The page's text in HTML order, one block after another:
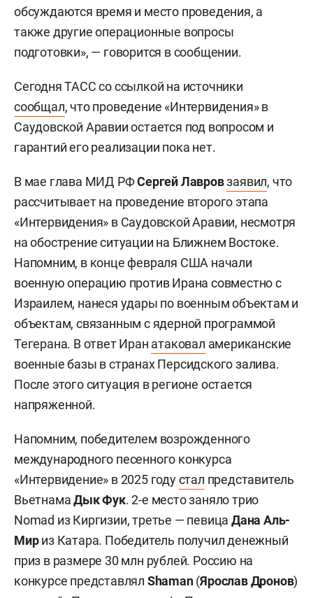
обсуждаются время и место проведения, а
также другие операционные вопросы
подготовки», — говорится в сообщении.
Сегодня ТАСС со ссылкой на источники
сообщал, что проведение «Интервидения» в
Саудовской Аравии остается под вопросом и
гарантий его реализации пока нет.
В мае глава МИД РФСергей Лавровзаявил, что
рассчитывает на проведение второго этапа
«Интервидения» в Саудовской Аравии, несмотря
на обострение ситуации на Ближнем Востоке.
Напомним, в конце февраля США начали
военную операцию против Ирана совместно с
Израилем, нанеся удары по военным объектам и
объектам, связанным с ядерной программой
Тегерана. В ответ Иран атаковал американские
военные базы в странах Персидского залива.
После этого ситуация в регионе остается
напряженной.
Напомним, победителем возрожденного
международного песенного конкурса
«Интервидение» в 2025 годустал представитель
ВьетнамаДык Фук. 2-е место заняло трио
Nomad из Киргизии, третье — певица Дана Аль-
Мириз Катара. Победитель получил денежный
приз в размере 30 млн рублей. Россию на
конкурсе представлял Shaman(Ярослав Дронов)